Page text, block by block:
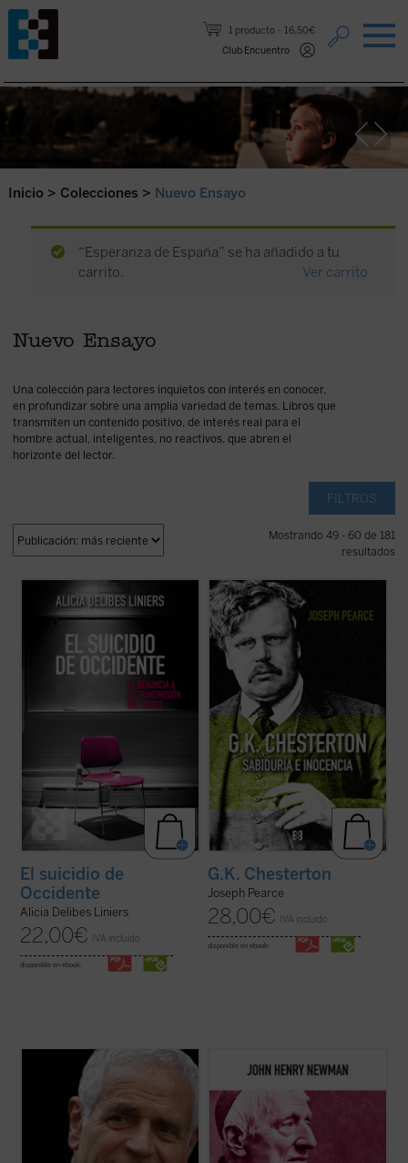
1 producto
16,50€
Club Encuentro
Saltar al contenido.
Inicio > Colecciones > Nuevo Ensayo
“Esperanza de España” se ha añadido a tu
carrito.
Ver carrito
Nuevo Ensayo
Una colección para lectores inquietos con interés en conocer,
en profundizar sobre una amplia variedad de temas. Libros que
transmiten un contenido positivo, de interés real para el
hombre actual, inteligentes, no reactivos, que abren el
horizonte del lector.
FILTROS
Mostrando 49 - 60 de 181
resultados
Este libro ofrece una imagen clara de cómo
poco a poco sucedió la decadencia de la
educación occidental —desde Francia
desde personajes como Rousseau hasta el
wokismo y la Ley Celaá—, con la ...(ver
El suicidio de
Occidente
Alicia Delibes Liniers
22,00€ IVA incluido
disponible en ebook:
Edición 150 aniversario del nacimiento de
Chesterton.
«Pearce consigue que la vida de
Chesterton fluya con pulso de novela (...)
Leer
G.K. Chesterton. Sabiduría e inocencia
es altamente recomendable, salvo que uno
prefiera pasar ...(ver ficha)
G.K. Chesterton
Joseph Pearce
28,00€ IVA incluido
disponible en ebook:
Este libro relata sesenta años de historia
de Italia, vividos y vistos a través de los
ojos de un joven político extraordinario de
la región de Lombardía. No es solo la
historia de un individuo, sino también la
historia de un pueblo ...
(ver ficha)
Hábilmente escrito y muy diáfano, el libro
presenta, acompañado de las notas de los
una invitación a la reflexión sobre el ser y
misión de la universidad que no olvide las
raíces que la sustentan.... (ver ficha)